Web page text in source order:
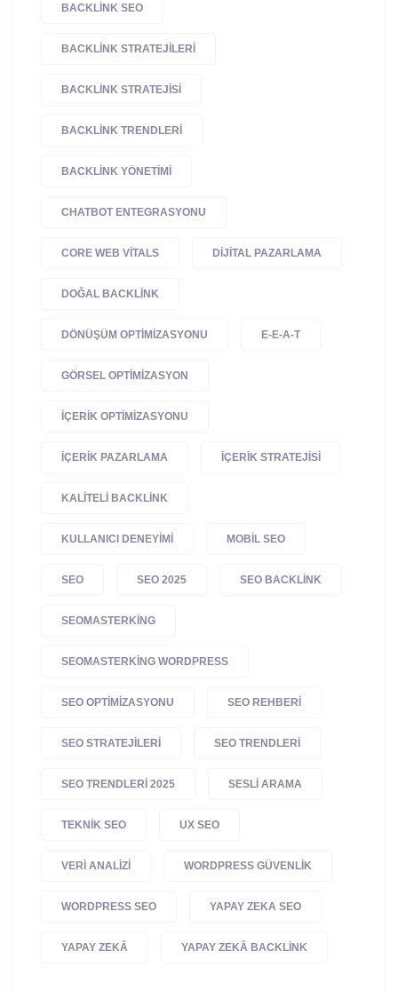
BACKLINK SEO
BACKLINK STRATEJILERI
BACKLINK STRATEJISI
BACKLINK TRENDLERI
BACKLINK YÖNETIMI
CHATBOT ENTEGRASYONU
CORE WEB VITALS DIJITAL PAZARLAMA
DOĞAL BACKLINK
DÖNÜŞÜM OPTIMIZASYONU E-E-A-T
GÖRSEL OPTIMIZASYON
IÇERIK OPTIMIZASYONU
IÇERIK PAZARLAMA IÇERIK STRATEJISI
KALITELI BACKLINK
KULLANICI DENEYIMI MOBIL SEO
SEO SEO 2025 SEO BACKLINK
SEOMASTERKING
SEOMASTERKING WORDPRESS
SEO OPTIMIZASYONU SEO REHBERI
SEO STRATEJILERI SEO TRENDLERI
SEO TRENDLERI 2025 SESLI ARAMA
TEKNIK SEO UX SEO
VERI ANALIZI WORDPRESS GÜVENLIK
WORDPRESS SEO YAPAY ZEKA SEO
YAPAY ZEKÂ YAPAY ZEKÂ BACKLINK